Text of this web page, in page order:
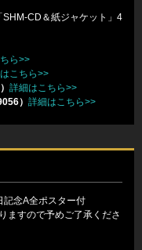
CD＆紙ジャケット」4
ら>>
こちら>>
詳細はこちら>>
） 詳細はこちら>>
記念A全ポスター付
ますので予めご了承くださ